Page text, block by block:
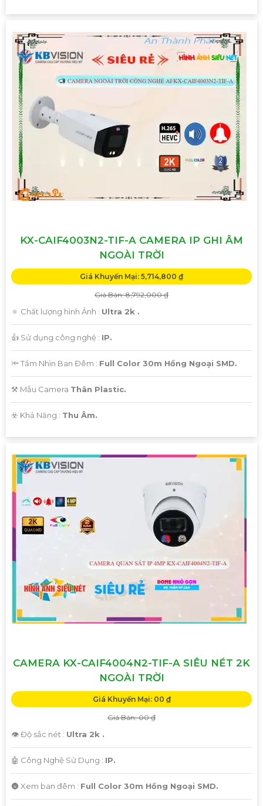
KX-CAIF4003N2-TIF-A CAMERA IP GHI ÂM
NGOÀI TRỜI
Giá Khuyến Mại: 5,714,800 ₫
Giá Bán: 8,792,000 ₫
🔅 Chất lượng hình Ảnh : Ultra 2k .
👍 Sử dụng công nghệ : IP.
🔦 Tầm Nhìn Ban Đêm : Full Color 30m Hồng Ngoại SMD.
⚒ Mẫu Camera Thân Plastic.
️☣️ Khả Năng : Thu Âm.
CAMERA KX-CAIF4004N2-TIF-A SIÊU NÉT 2K
NGOÀI TRỜI
Giá Khuyến Mại: 00 ₫
Giá Bán: 00 ₫
👁 Độ sắc nét : Ultra 2k .
🤖️ Công Nghệ Sử Dụng : IP.
🌚 Xem ban đêm : Full Color 30m Hồng Ngoại SMD.